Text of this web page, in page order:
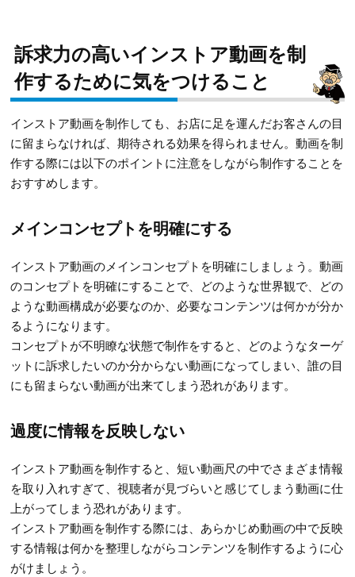
訴求力の高いインストア動画を制
作するために気をつけること
インストア動画を制作しても、お店に足を運んだお客さんの目
に留まらなければ、期待される効果を得られません。動画を制
作する際には以下のポイントに注意をしながら制作することを
おすすめします。
メインコンセプトを明確にする
インストア動画のメインコンセプトを明確にしましょう。動画
のコンセプトを明確にすることで、どのような世界観で、どの
ような動画構成が必要なのか、必要なコンテンツは何かが分か
るようになります。
コンセプトが不明瞭な状態で制作をすると、どのようなターゲ
ットに訴求したいのか分からない動画になってしまい、誰の目
にも留まらない動画が出来てしまう恐れがあります。
過度に情報を反映しない
インストア動画を制作すると、短い動画尺の中でさまざま情報
を取り入れすぎて、視聴者が見づらいと感じてしまう動画に仕
上がってしまう恐れがあります。
インストア動画を制作する際には、あらかじめ動画の中で反映
する情報は何かを整理しながらコンテンツを制作するように心
がけましょう。